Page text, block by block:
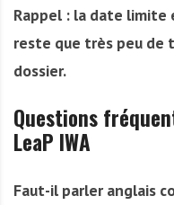
Rappel : la date limite
reste que très peu de
dossier.
Questions
LeaP IWA
Faut-il parler anglais